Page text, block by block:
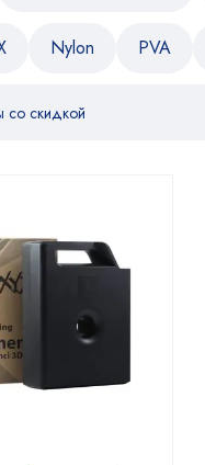
Nylon PVA
со скидкой